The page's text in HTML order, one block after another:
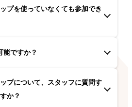
プを使っていなくても参加でき
能ですか？
プについて、スタッフに質問す
か？